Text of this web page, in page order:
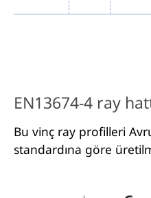
EN13674-4 ray
Bu vinç ray profilleri
standardına göre